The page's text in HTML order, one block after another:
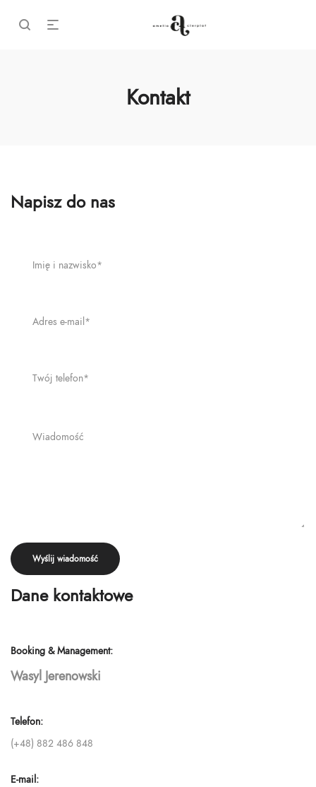
Kontakt
Napisz do nas
Dane kontaktowe
Booking & Management:
Wasyl Jerenowski
Telefon:
(+48) 882 486 848
E-mail: